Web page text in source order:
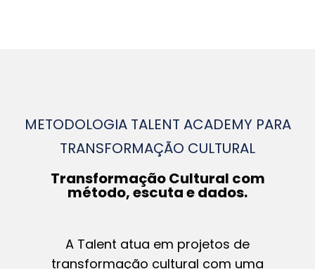
METODOLOGIA TALENT ACADEMY PARA
TRANSFORMAÇÃO CULTURAL
Transformação Cultural com
método, escuta e dados.
A Talent atua em projetos de
transformação cultural com uma